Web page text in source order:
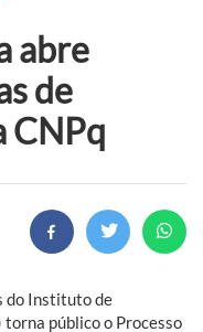
abre
de
CNPq
do Instituto de
público o Processo